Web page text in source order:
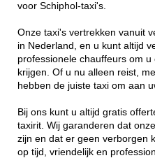
voor Schiphol-taxi's.
Onze taxi's vertrekken vanuit
in Nederland, en u kunt altijd
professionele chauffeurs om
krijgen. Of u nu alleen reist,
hebben de juiste taxi om aan
Bij ons kunt u altijd gratis
taxirit. Wij garanderen dat
zijn en dat er geen verborgen
op tijd, vriendelijk en